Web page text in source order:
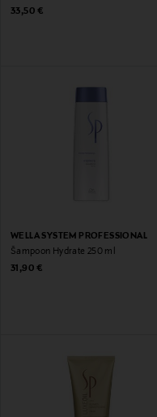
Original Price
33,50 €
WELLA SYSTEM PROFESSIONAL
Šampoon Hydrate 250 ml
Original Price
31,90 €